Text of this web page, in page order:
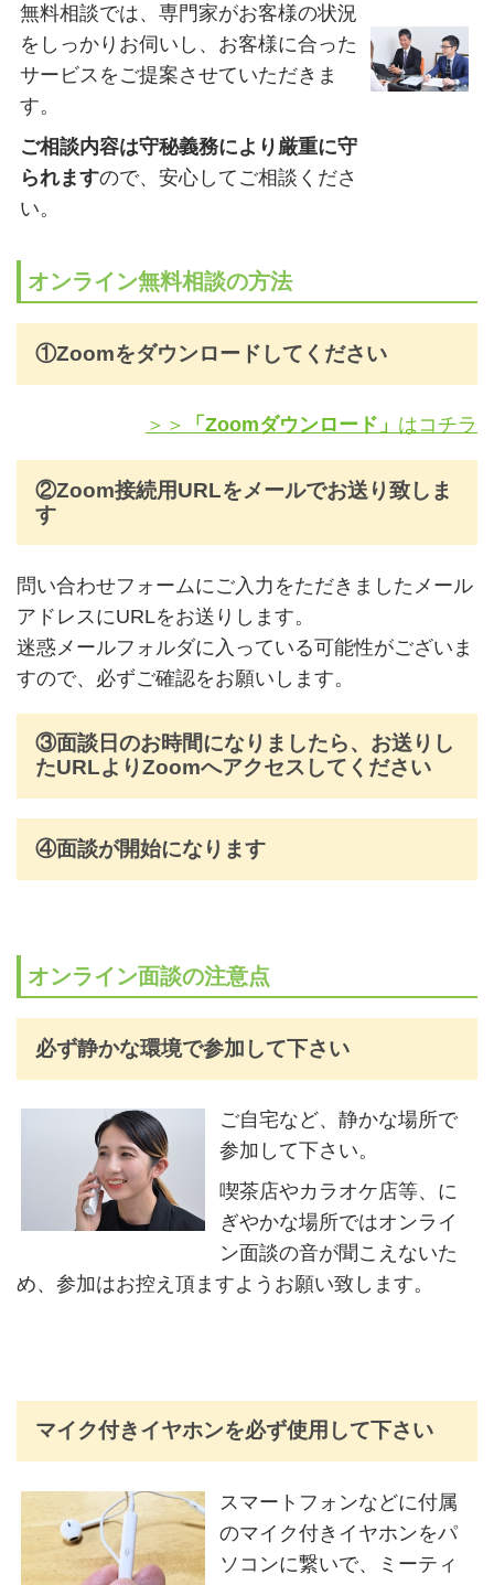
無料相談では、専門家がお客様の状況
をしっかりお伺いし、お客様に合った
サービスをご提案させていただきま
す。
ご相談内容は守秘義務により厳重に守
られますので、安心してご相談くださ
い。
オンライン無料相談の方法
①Zoomをダウンロードしてください
＞＞ 「Zoomダウンロード」 はコチラ
②Zoom接続用URLをメールでお送り致しま
す
問い合わせフォームにご入力をただきましたメール
アドレスにURLをお送りします。
迷惑メールフォルダに入っている可能性がございま
すので、必ずご確認をお願いします。
③面談日のお時間になりましたら、お送りし
たURLよりZoomへアクセスしてください
④面談が開始になります
オンライン面談の注意点
必ず静かな環境で参加して下さい
ご自宅など、静かな場所で
参加して下さい。
喫茶店やカラオケ店等、に
ぎやかな場所ではオンライ
ン面談の音が聞こえないた
め、参加はお控え頂ますようお願い致します。
マイク付きイヤホンを必ず使用して下さい
スマートフォンなどに付属
のマイク付きイヤホンをパ
ソコンに繋いで、ミーティ